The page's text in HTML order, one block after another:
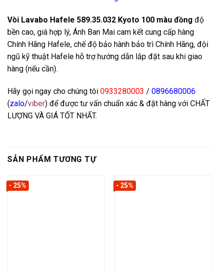
Vòi Lavabo Hafele 589.35.032 Kyoto 100 màu đồng độ
bền cao, giá hợp lý, Ánh Ban Mai cam kết cung cấp hàng
Chính Hãng Hafele, chế độ bảo hành bảo trì Chính Hãng, đội
ngũ kỹ thuật Hafele hỗ trợ hướng dẫn lắp đặt sau khi giao
hàng (nếu cần).
Hãy gọi ngay cho chúng tôi 0933280003 / 0896680006
(zalo/viber) để được tư vấn chuẩn xác & đặt hàng với CHẤT
LƯỢNG VÀ GIÁ TỐT NHẤT.
SẢN PHẨM TƯƠNG TỰ
- 25% - 25%